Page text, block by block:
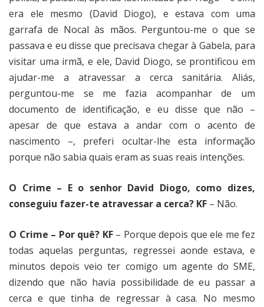
era ele mesmo (David Diogo), e estava com uma
garrafa de Nocal às mãos. Perguntou-me o que se
passava e eu disse que precisava chegar à Gabela, para
visitar uma irmã, e ele, David Diogo, se prontificou em
ajudar-me a atravessar a cerca sanitária. Aliás,
perguntou-me se me fazia acompanhar de um
documento de identificação, e eu disse que não –
apesar de que estava a andar com o acento de
nascimento –, preferi ocultar-lhe esta informação
porque não sabia quais eram as suas reais intenções.
O Crime – E o senhor David Diogo, como dizes,
conseguiu fazer-te atravessar a cerca? KF – Não.
O Crime – Por quê? KF– Porque depois que ele me fez
todas aquelas perguntas, regressei aonde estava, e
minutos depois veio ter comigo um agente do SME,
dizendo que não havia possibilidade de eu passar a
cerca e que tinha de regressar à casa. No mesmo